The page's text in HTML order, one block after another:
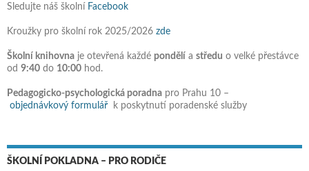
Sledujte náš školní Facebook
Kroužky pro školní rok 2025/2026 zde
Školní knihovna je otevřená každé pondělí a středu o velké přestávce
od 9:40 do 10:00 hod.
Pedagogicko-psychologická poradna pro Prahu 10 –
objednávkový formulář k poskytnutí poradenské služby
ŠKOLNÍ POKLADNA – PRO RODIČE